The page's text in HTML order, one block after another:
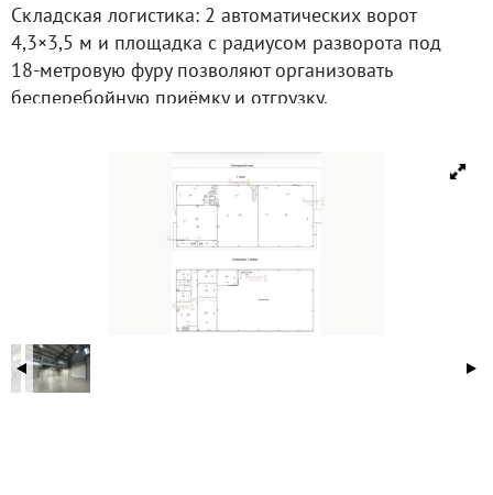
Складская логистика: 2 автоматических ворот
4,3×3,5 м и площадка с радиусом разворота под
18‑метровую фуру позволяют организовать
бесперебойную приёмку и отгрузку.
потоки входящего сырья/товара и готовой
продукции — это снижает риски перекрёстного
загрязнения и ускоряет обработку грузов.
Зонирование и хранение: свободная планировка
без колонн и высота до конька 9 м позволяют гибко
организовать пространство: поставить стеллажи до
максимальной высоты, выделить отдельные зоны для
хранения, комплектации и отгрузки, либо совместить